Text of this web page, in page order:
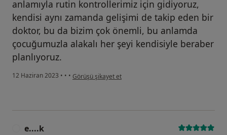
anlamıyla rutin kontrollerimiz için gidiyoruz,
kendisi aynı zamanda gelişimi de takip eden bir
doktor, bu da bizim çok önemli, bu anlamda
çocuğumuzla alakalı her şeyi kendisiyle beraber
planlıyoruz.
12 Haziran 2023 • • • kullanıcının görüşüne göre h....g
Görüşü şikayet et
e....k